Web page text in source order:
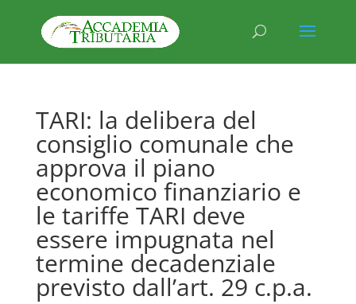
TARI: la delibera del
consiglio comunale che
approva il piano
economico finanziario e
le tariffe TARI deve
essere impugnata nel
termine decadenziale
previsto dall’art. 29 c.p.a.